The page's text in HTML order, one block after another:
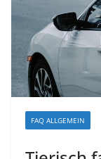
FAQ ALLGEMEIN